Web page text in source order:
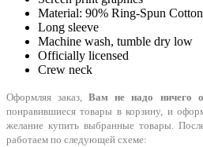
Material: 90% Ring-Spun
Long sleeve
Machine wash, tumble dry low
Officially licensed
Crew neck
Оформляя заказ,Вам не надо ничего
понравившиеся товары в корзину, и
желание купить выбранные товары.
работаем по следующей схеме: